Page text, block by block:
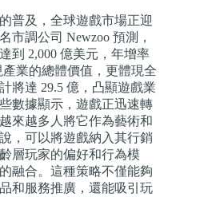
普及，全球遊戲市場正迎
市調公司 Newzoo 預測，
到 2,000 億美元，年增率
業的總體價值，更體現全
將達 29.5 億，凸顯遊戲業
數據顯示，遊戲正迅速轉
來越多人將它作為藝術和
，可以將遊戲納入其行銷
層玩家的偏好和行為模
融合。這種策略不僅能夠
和服務推廣，還能吸引玩